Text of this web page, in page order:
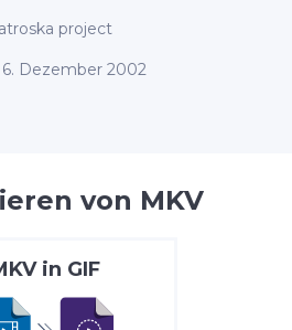
project
6. Dezember 2002
von MKV
in GIF